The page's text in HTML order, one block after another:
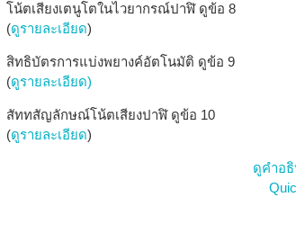
โน้ตเสียงเตนูโตในไวยากรณ์ปาฬิ ดูข้อ 8
(ดูรายละเอียด)
สิทธิบัตรการแบ่งพยางค์อัตโนมัติ ดูข้อ 9
(ดูรายละเอียด)
สัททสัญลักษณ์โน้ตเสียงปาฬิ ดูข้อ 10
(ดูรายละเอียด)
ดูคำอ